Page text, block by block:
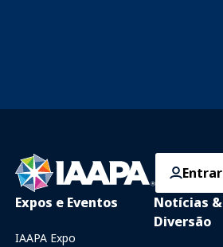
Entrar
Expos e Eventos
IAAPA Expo
Notícias &
Diversão